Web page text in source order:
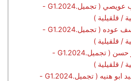
رواء فاروق طلب عويصي ( تجميل.G1.2024 -
/ قلقيلية )
روان عيسى يوسف عوده ( تجميل.G1.2024 -
/ قلقيلية )
سارة محمد نمر حسن ( تجميل.G1.2024 -
/ قلقيلية )
سماء محمد سعيد ابو هنيه ( تجميل.G1.2024 -